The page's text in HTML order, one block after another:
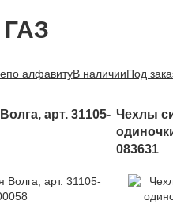
по алфавитуВ наличииПод
арт. 31105- Чехлы
083631